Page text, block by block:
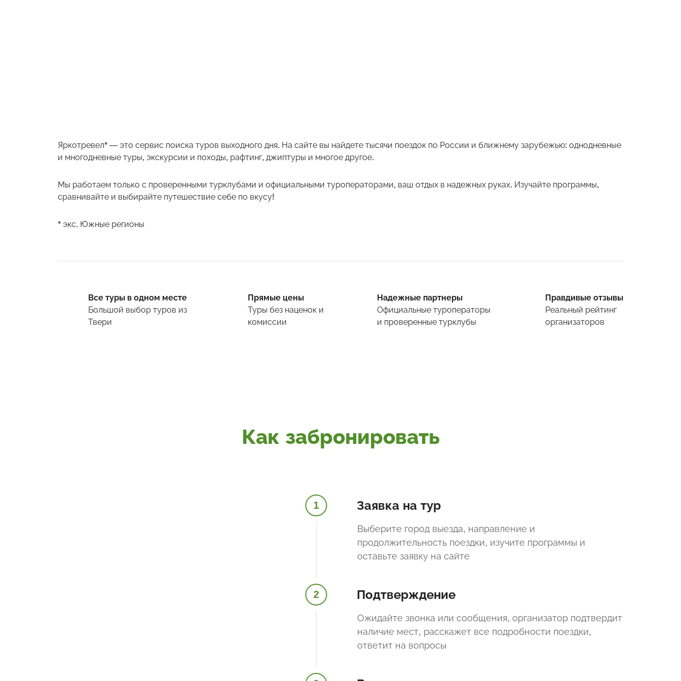
Яркотревел* — это сервис поиска туров выходного дня. На сайте вы найдете тысячи поездок по России и ближнему зарубежью: однодневные
и многодневные туры, экскурсии и походы, рафтинг, джиптуры и многое другое.
Мы работаем только с проверенными турклубами и официальными туроператорами, ваш отдых в надежных руках. Изучайте программы,
сравнивайте и выбирайте путешествие себе по вкусу!
* экс. Южные регионы
Все туры в одном месте
Большой выбор туров из
Твери
Прямые цены
Туры без наценок и
комиссии
Надежные партнеры
Официальные туроператоры
и проверенные турклубы
Правдивые отзывы
Реальный рейтинг
организаторов
Как забронировать
1 Заявка на тур
Выберите город выезда, направление и
продолжительность поездки, изучите программы и
оставьте заявку на сайте
2 Подтверждение
Ожидайте звонка или сообщения, организатор подтвердит
наличие мест, расскажет все подробности поездки,
ответит на вопросы